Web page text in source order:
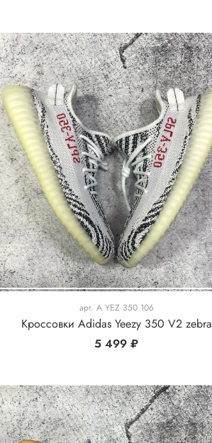
арт. A YEZ 350 106
Кроссовки Adidas Yeezy 350 V2 zebra
5 499 ₽